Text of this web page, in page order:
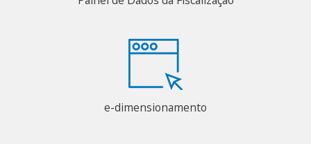
e-dimensionamento